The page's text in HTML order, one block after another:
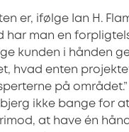
er, ifølge Ian H.
har man en
kunden i hånden
hvad enten
på
ikke bange for
at have én